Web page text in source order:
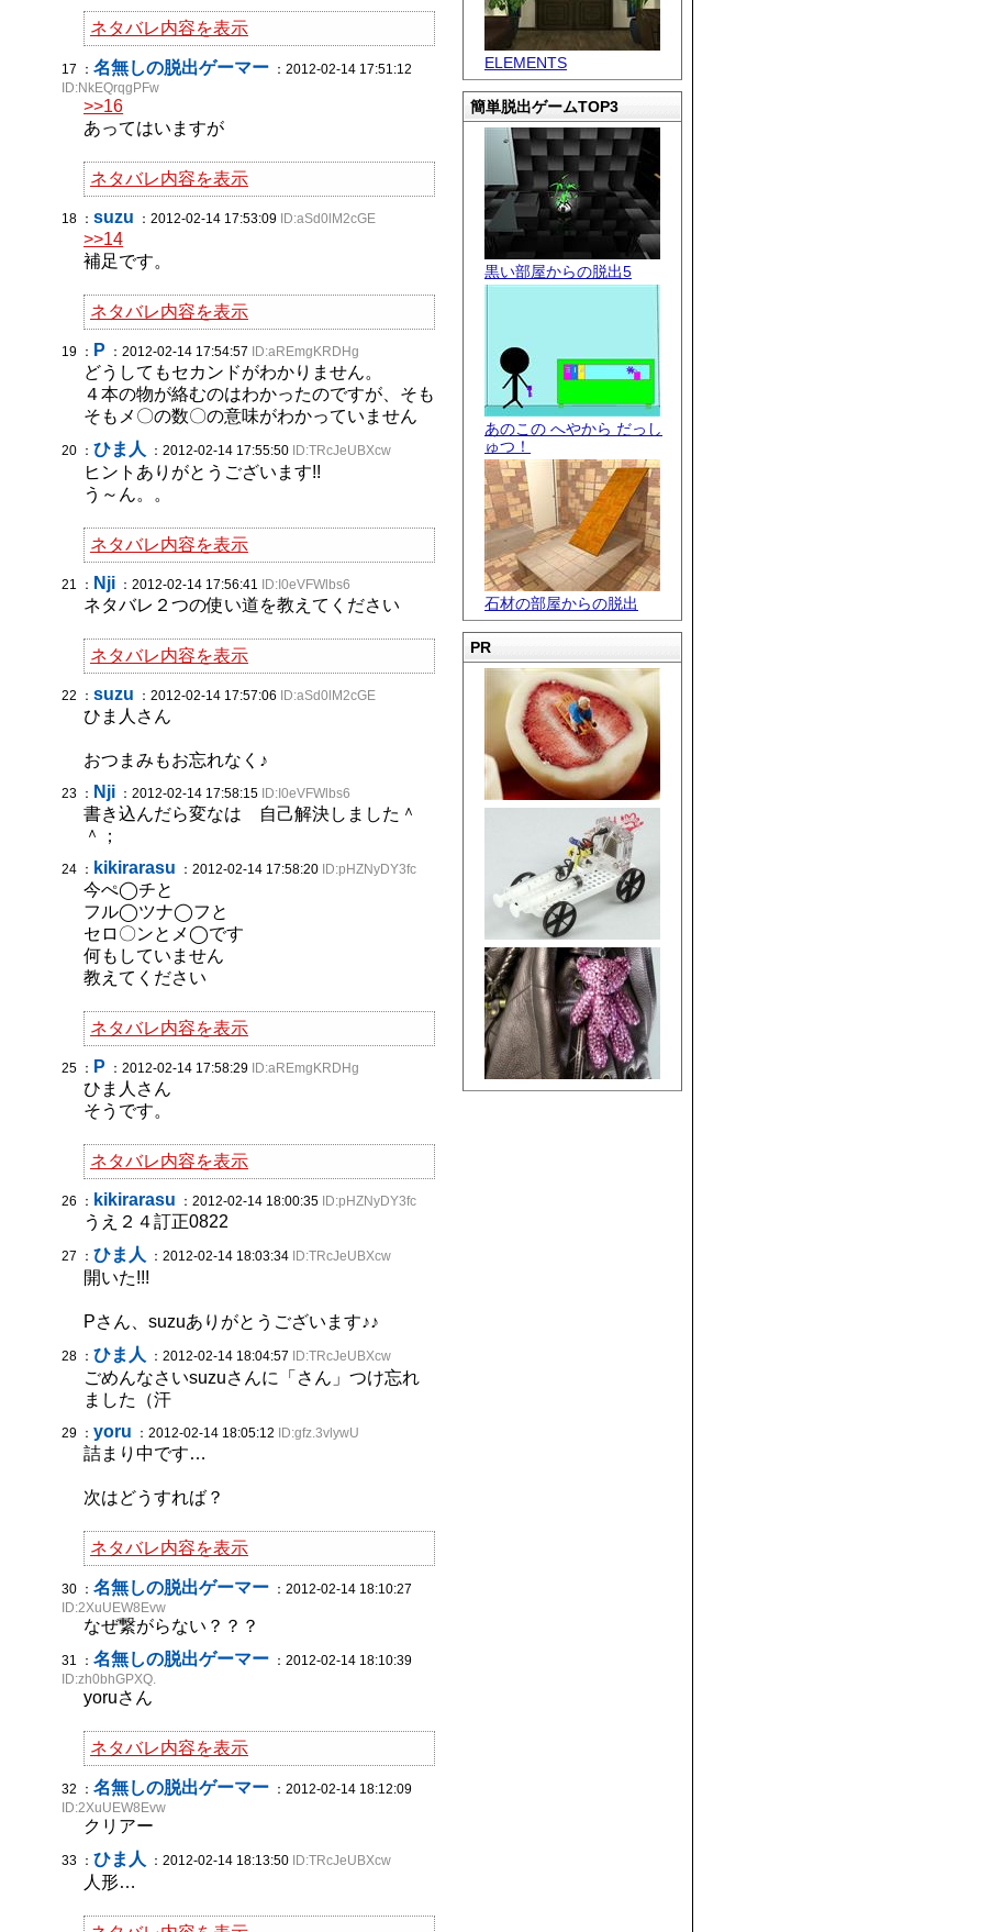
ELEMENTS
簡単脱出ゲームTOP3
黒い部屋からの脱出5
あのこの へやから だっし
ゅつ！
石材の部屋からの脱出
PR
ネタバレ内容を表示
17 ： 名無しの脱出ゲーマー ：2012-02-14 17:51:12
ID:NkEQrqgPFw
>>16
あってはいますが
ネタバレ内容を表示
18 ： suzu ：2012-02-14 17:53:09 ID:aSd0lM2cGE
>>14
補足です。
ネタバレ内容を表示
19 ： P ：2012-02-14 17:54:57 ID:aREmgKRDHg
どうしてもセカンドがわかりません。
４本の物が絡むのはわかったのですが、そも
そもメ〇の数〇の意味がわかっていません
20 ： ひま人 ：2012-02-14 17:55:50 ID:TRcJeUBXcw
ヒントありがとうございます!!
う～ん。。
ネタバレ内容を表示
21 ： Nji ：2012-02-14 17:56:41 ID:I0eVFWlbs6
ネタバレ２つの使い道を教えてください
ネタバレ内容を表示
22 ： suzu ：2012-02-14 17:57:06 ID:aSd0lM2cGE
ひま人さん
おつまみもお忘れなく♪
23 ： Nji ：2012-02-14 17:58:15 ID:I0eVFWlbs6
書き込んだら変なは 自己解決しました＾
＾；
24 ： kikirarasu ：2012-02-14 17:58:20 ID:pHZNyDY3fc
今ぺ◯チと
フル◯ツナ◯フと
セロ〇ンとメ◯です
何もしていません
教えてください
ネタバレ内容を表示
25 ： P ：2012-02-14 17:58:29 ID:aREmgKRDHg
ひま人さん
そうです。
ネタバレ内容を表示
26 ： kikirarasu ：2012-02-14 18:00:35 ID:pHZNyDY3fc
うえ２４訂正0822
27 ： ひま人 ：2012-02-14 18:03:34 ID:TRcJeUBXcw
開いた!!!
Pさん、suzuありがとうございます♪♪
28 ： ひま人 ：2012-02-14 18:04:57 ID:TRcJeUBXcw
ごめんなさいsuzuさんに「さん」つけ忘れ
ました（汗
29 ： yoru ：2012-02-14 18:05:12 ID:gfz.3vlywU
詰まり中です…
次はどうすれば？
ネタバレ内容を表示
30 ： 名無しの脱出ゲーマー ：2012-02-14 18:10:27
ID:2XuUEW8Evw
なぜ繋がらない？？？
31 ： 名無しの脱出ゲーマー ：2012-02-14 18:10:39
ID:zh0bhGPXQ.
yoruさん
ネタバレ内容を表示
32 ： 名無しの脱出ゲーマー ：2012-02-14 18:12:09
ID:2XuUEW8Evw
クリアー
33 ： ひま人 ：2012-02-14 18:13:50 ID:TRcJeUBXcw
人形…